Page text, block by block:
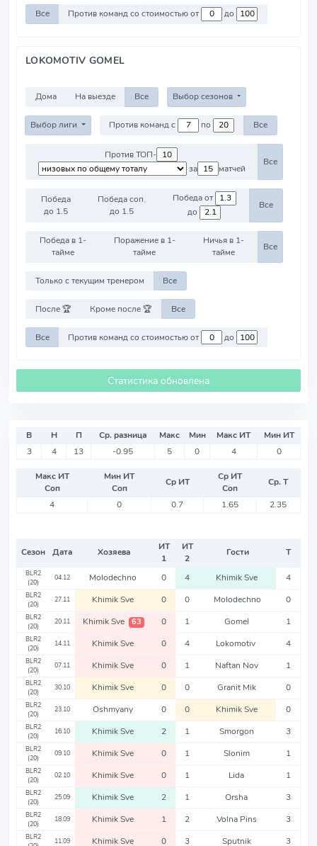
Все Против команд со стоимостью от до
LOKOMOTIV GOMEL
Дома На выезде Все Выбор сезонов
Выбор лиги Против команд с по Все
Против ТОП-
за
матчей
Все
Победа
до 1.5
Победа соп.
до 1.5
Победа от
до
Все
Победа в 1-
тайме
Поражение в 1-
тайме
Ничья в 1-
тайме
Все
Только с текущим тренером Все
После 🏆 Кроме после 🏆 Все
Все Против команд со стоимостью от до
Статистика обновлена
В Н П Ср. разница Макс Мин Макс ИТ
Мин ИТ
3
4 13 -0.95 5 0 4 0
Макс ИТ
Соп
Мин ИТ
Соп
Ср ИТ
Ср ИТ
Соп
Ср. Т
4
0 0.7 1.65 2.35
Сезон Дата Хозяева
ИТ
1
ИТ
2
Гости Т
BLR2
(20)
04.12 Molodechno 0 4 Khimik Sve 4
BLR2
(20)
27.11 Khimik Sve 0 0 Molodechno 0
BLR2
(20)
20.11 Khimik Sve 63 0 1 Gomel 1
BLR2
(20)
14.11 Khimik Sve 0 4 Lokomotiv 4
BLR2
(20)
07.11 Khimik Sve 0 1 Naftan Nov 1
BLR2
(20)
30.10 Khimik Sve 0 0 Granit Mik 0
BLR2
(20)
23.10 Oshmyany 0 0 Khimik Sve 0
BLR2
(20)
16.10 Khimik Sve 2 1 Smorgon 3
BLR2
(20)
09.10 Khimik Sve 0 1 Slonim 1
BLR2
(20)
02.10 Khimik Sve 0 1 Lida 1
BLR2
(20)
25.09 Khimik Sve 2 1 Orsha 3
BLR2
(20)
18.09 Khimik Sve 1 2 Volna Pins 3
BLR2
11.09 Khimik Sve 0 3 Sputnik 3